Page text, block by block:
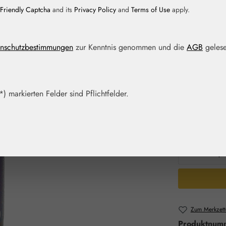
Preise inkl.
Produkt
Zum
Friendly Captcha and its Privacy Policy and Terms of Use apply.
zur Kenntnis genommen und die AGB
markierten Felder sind Pflichtfelder.